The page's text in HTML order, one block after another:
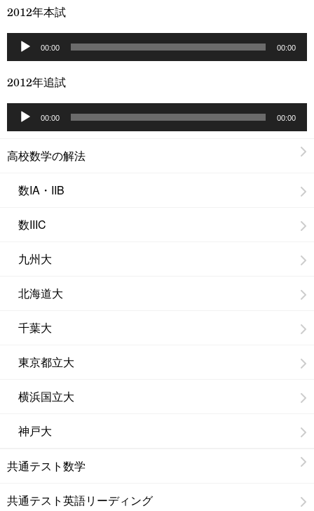
ー
プ
レ
ー
2012年本試
声
プ
レ
ー
00:00 00:00
2012年追試
声
プ
00:00 00:00
高校数学の解法
数IA・IIB
数IIIC
九州大
北海道大
千葉大
東京都立大
横浜国立大
神戸大
共通テスト数学
共通テスト英語リーディング